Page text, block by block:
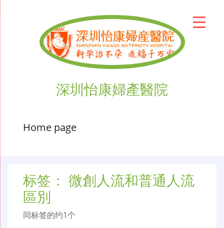
深圳怡康婦產醫院
Home page
标签： 微創人流和普通人流
區別
同标签的约1个